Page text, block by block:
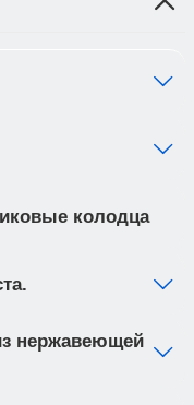
колодца
нержавеющей